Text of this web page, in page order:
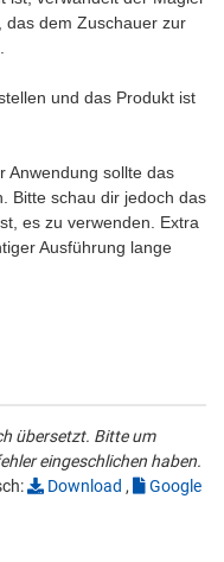
das dem Zuschauer zur
und das Produkt ist
Anwendung sollte das
Bitte schau dir jedoch das
es zu verwenden. Extra
Ausführung lange
übersetzt. Bitte um
eingeschlichen haben.
Download ,
Google